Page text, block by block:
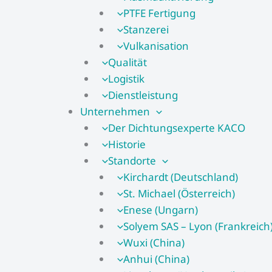
PTFE Fertigung
Stanzerei
Vulkanisation
Qualität
Logistik
Dienstleistung
Unternehmen
Der Dichtungsexperte KACO
Historie
Standorte
Kirchardt (Deutschland)
St. Michael (Österreich)
Enese (Ungarn)
Solyem SAS – Lyon
Wuxi (China)
Anhui (China)